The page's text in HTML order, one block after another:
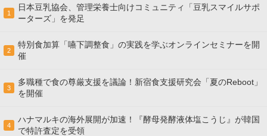
1
日本豆乳協会、管理栄養士向けコミュニティ「豆乳スマイルサポ
ーターズ」を発足
2
特別食加算「嚥下調整食」の実践を学ぶオンラインセミナーを開
催
3
多職種で食の尊厳支援を議論！新宿食支援研究会「夏のReboot」
を開催
4
ハナマルキの海外展開が加速！『酵母発酵液体塩こうじ』が韓国
で特許査定を受領